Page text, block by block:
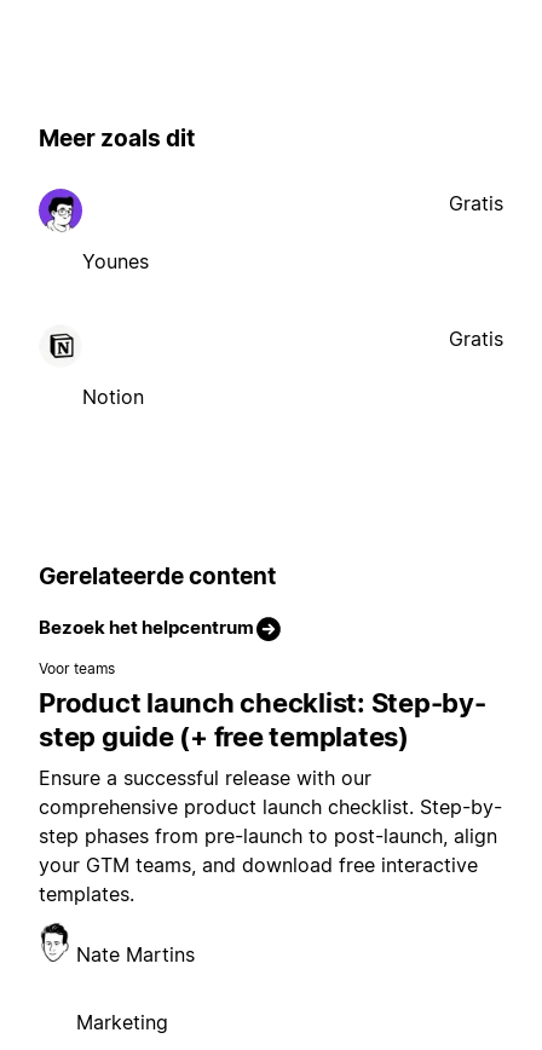
Meer zoals dit
Younes
Gratis
Notion
Gratis
Gerelateerde content
Bezoek het helpcentrum
Voor teams
Product launch checklist: Step-by-
step guide (+ free templates)
Ensure a successful release with our
comprehensive product launch checklist. Step-by-
step phases from pre-launch to post-launch, align
your GTM teams, and download free interactive
templates.
Nate Martins
Marketing